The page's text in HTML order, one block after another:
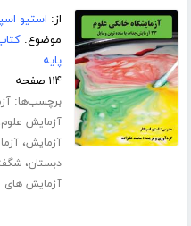
از: استیو
موضوع:
پایه
۱۱۴ صفحه
برچسب‌ها:
آزمایش علوم
آزمایش،
دبستان،
آزمایش های